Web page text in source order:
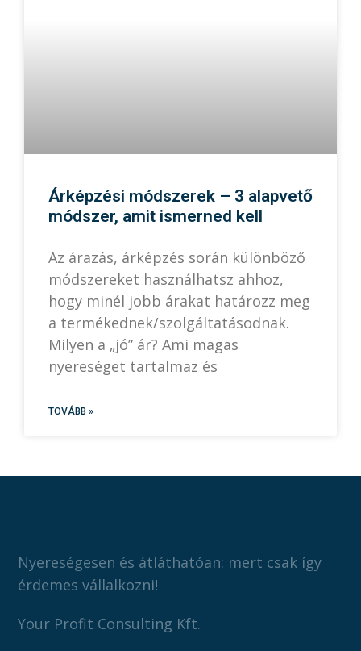
Árképzési módszerek – 3 alapvető
módszer, amit ismerned kell
Az árazás, árképzés során különböző
módszereket használhatsz ahhoz,
hogy minél jobb árakat határozz meg
a termékednek/szolgáltatásodnak.
Milyen a „jó” ár? Ami magas
nyereséget tartalmaz és
TOVÁBB »
Nyereségesen és átláthatóan: mert csak így
érdemes vállalkozni!
Your Profit Consulting Kft.